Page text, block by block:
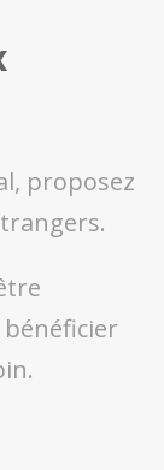
proposez